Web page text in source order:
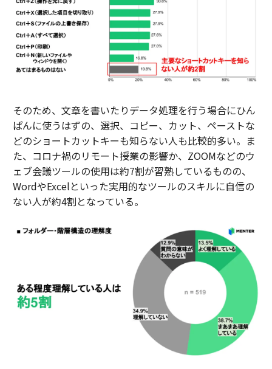
そのため、文章を書いたりデータ処理を行う場合にひん
ぱんに使うはずの、選択、コピー、カット、ペーストな
どのショートカットキーも知らない人も比較的多い。ま
た、コロナ禍のリモート授業の影響か、ZOOMなどのウ
ェブ会議ツールの使用は約7割が習熟しているものの、
WordやExcelといった実用的なツールのスキルに自信の
ない人が約4割となっている。